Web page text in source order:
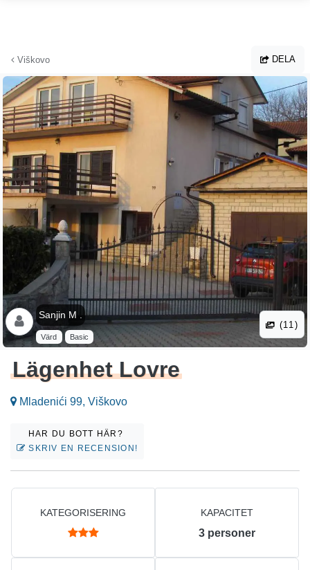
Viškovo DELA
Sanjin M .
Värd Basic
(11)
Lägenhet Lovre
Mladenići 99, Viškovo
HAR DU BOTT HÄR?
SKRIV EN RECENSION!
KATEGORISERING KAPACITET
3 personer